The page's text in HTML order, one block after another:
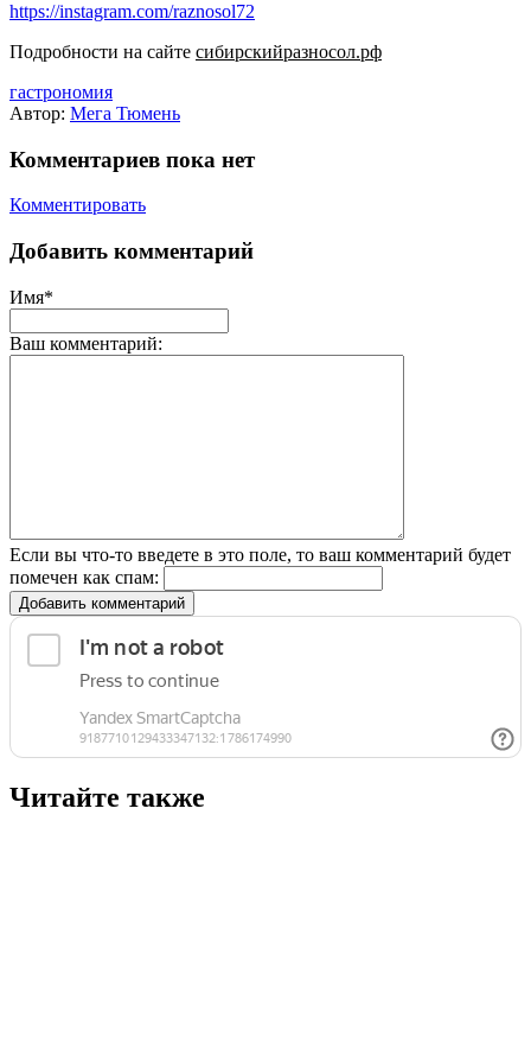
https://instagram.com/raznosol72
Подробности на сайте сибирскийразносол.рф
гастрономия
Автор: Мега Тюмень
Комментариев пока нет
Комментировать
Добавить комментарий
Имя*
Ваш комментарий:
Если вы что-то введете в это поле, то ваш комментарий будет
помечен как спам:
Добавить комментарий
Читайте также